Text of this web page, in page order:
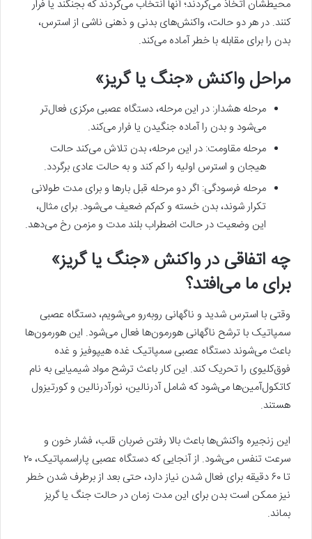
محیطشان اتخاذ می‌کردند؛ آنها انتخاب می‌کردند که بجنگند یا فرار
کنند. در هر دو حالت، واکنش‌های بدنی و ذهنی ناشی از استرس،
بدن را برای مقابله با خطر آماده می‌کند.
مراحل واکنش «جنگ یا گریز»
مرحله هشدار: در این مرحله، دستگاه عصبی مرکزی فعال‌تر
می‌شود و بدن را آماده جنگیدن یا فرار می‌کند.
مرحله مقاومت: در این مرحله، بدن تلاش می‌کند حالت
هیجان و استرس اولیه را کم کند و به حالت عادی برگردد.
مرحله فرسودگی: اگر دو مرحله قبل بارها و برای مدت طولانی
تکرار شوند، بدن خسته و کم‌کم ضعیف می‌شود. برای مثال،
این وضعیت در حالت اضطراب بلند مدت و مزمن رخ می‌دهد.
چه اتفاقی در واکنش «جنگ یا گریز»
برای ما می‌افتد؟
وقتی با استرس شدید و ناگهانی روبه‌رو می‌شویم، دستگاه عصبی
سمپاتیک با ترشح ناگهانی هورمون‌ها فعال می‌شود. این هورمون‌ها
باعث می‌شوند دستگاه عصبی سمپاتیک غده هیپوفیز و غده
فوق‌کلیوی را تحریک کند. این کار باعث ترشح مواد شیمیایی به نام
کاتکول‌آمین‌ها می‌شود که شامل آدرنالین، نورآدرنالین و کورتیزول
هستند.
این زنجیره واکنش‌ها باعث بالا رفتن ضربان قلب، فشار خون و
سرعت تنفس می‌شود. از آنجایی که دستگاه عصبی پاراسمپاتیک، ٢٠
تا ۶٠ دقیقه برای فعال شدن نیاز دارد، حتی بعد از برطرف شدن خطر
نیز ممکن است بدن برای این مدت زمان در حالت جنگ یا گریز
بماند.